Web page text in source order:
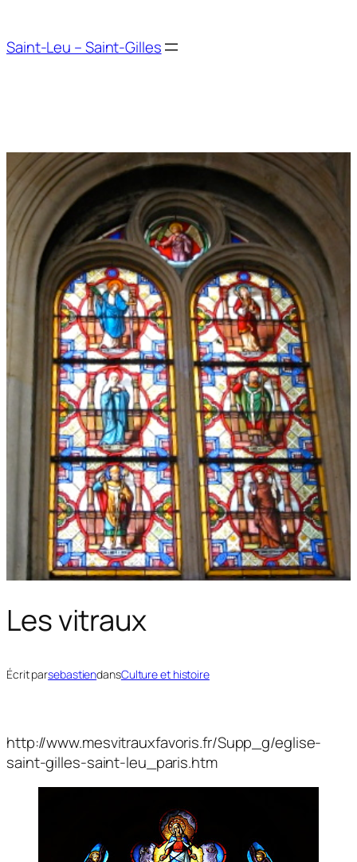
contenu
Saint-Leu – Saint-Gilles
Les vitraux
Écrit parsebastiendansCulture et histoire
http://www.mesvitrauxfavoris.fr/Supp_g/eglise-
saint-gilles-saint-leu_paris.htm